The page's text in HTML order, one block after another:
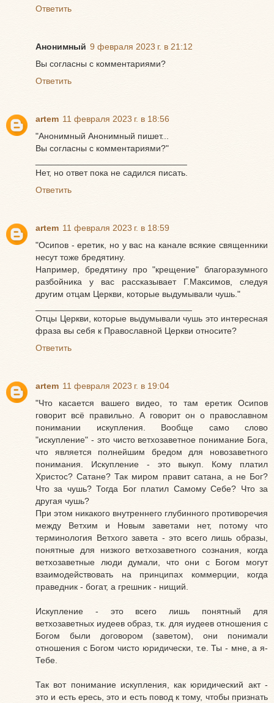
Ответить
Анонимный 9 февраля 2023 г. в 21:12
Вы согласны с комментариями?
Ответить
artem 11 февраля 2023 г. в 18:56
"Анонимный Анонимный пишет...
Вы согласны с комментариями?"
Нет, но ответ пока не садился писать.
Ответить
artem 11 февраля 2023 г. в 18:59
"Осипов - еретик, но у вас на канале всякие священники
несут тоже бредятину.
Например, бредятину про "крещение" благоразумного
разбойника у вас рассказывает Г.Максимов, следуя
другим отцам Церкви, которые выдумывали чушь."
Отцы Церкви, которые выдумывали чушь это интересная
фраза вы себя к Православной Церкви относите?
Ответить
artem 11 февраля 2023 г. в 19:04
"Что касается вашего видео, то там еретик Осипов
говорит всё правильно. А говорит он о православном
понимании искупления. Вообще само слово
"искупление" - это чисто ветхозаветное понимание Бога,
что является полнейшим бредом для новозаветного
понимания. Искупление - это выкуп. Кому платил
Христос? Сатане? Так миром правит сатана, а не Бог?
Что за чушь? Тогда Бог платил Самому Себе? Что за
другая чушь?
При этом никакого внутреннего глубинного противоречия
между Ветхим и Новым заветами нет, потому что
терминология Ветхого завета - это всего лишь образы,
понятные для низкого ветхозаветного сознания, когда
ветхозаветные люди думали, что они с Богом могут
взаимодействовать на принципах коммерции, когда
праведник - богат, а грешник - нищий.
Искупление - это всего лишь понятный для
ветхозаветных иудеев образ, т.к. для иудеев отношения с
Богом были договором (заветом), они понимали
отношения с Богом чисто юридически, т.е. Ты - мне, а я-
Тебе.
Так вот понимание искупления, как юридический акт -
это и есть ересь, это и есть повод к тому, чтобы признать